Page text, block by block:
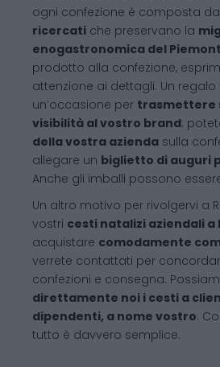
ogni confezione è composta da
ricercati che preservano la
enogastronomica del
prodotto alla confezione,
attenzione ai dettagli. Un
un’occasione per trasmettere
visibilità al vostro brand:
della vostra azienda sulla
allegare un biglietto di auguri
Anche gli imballi possono
Un altro motivo per rivolgervi a
vostri cesti natalizi aziendali a
acquistare comodamente
verrete contattati per
confezioni e consegna.
direttamente noi i cesti a
dipendenti, a nome vostro.
tutto è davvero semplice.